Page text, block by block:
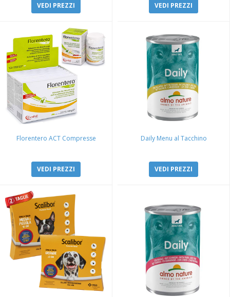
VEDI PREZZI VEDI PREZZI
Florentero ACT Compresse
VEDI PREZZI
Daily Menu al Tacchino
VEDI PREZZI